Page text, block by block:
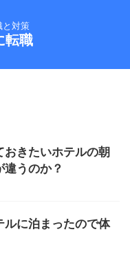
と対策
転職
きたいホテルの朝
うのか？
ルに泊まったので体